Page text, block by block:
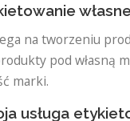
na tworzeniu
pod własną
marki.
usługa